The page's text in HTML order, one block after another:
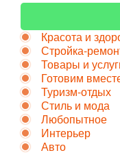
Красота и
Стройка-
Товары и
Готовим
Туризм-отдых
Стиль и мода
Любопытное
Интерьер
Авто